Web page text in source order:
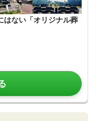
はない「オリジナル葬